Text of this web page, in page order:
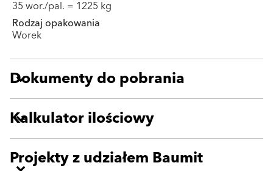
35 wor./pal. = 1225 kg
Rodzaj opakowania
Worek
Dokumenty do pobrania
Kalkulator ilościowy
Projekty z udziałem Baumit